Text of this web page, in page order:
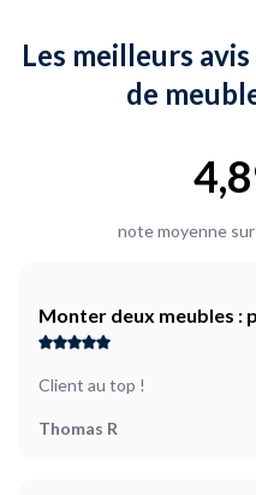
Autre,À définir ensemble
Où en êtes-vous dans
Les meilleurs
de
note moyenne
Monter deux meubles :
placard de rangement
Client au top !
Thomas R